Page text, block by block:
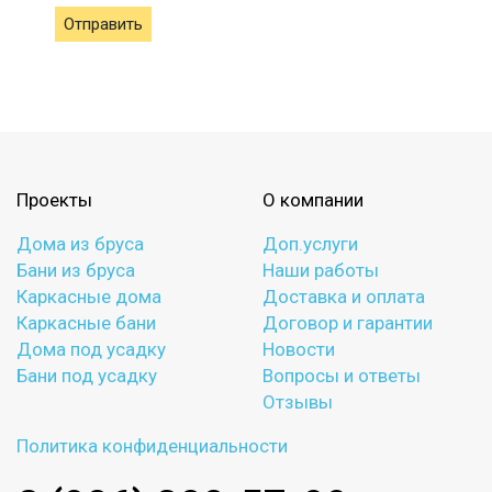
Отправить
Проекты
Дома из бруса
Бани из бруса
Каркасные дома
Каркасные бани
Дома под усадку
Бани под усадку
О компании
Доп.услуги
Наши работы
Доставка и оплата
Договор и гарантии
Новости
Вопросы и ответы
Отзывы
Политика конфиденциальности